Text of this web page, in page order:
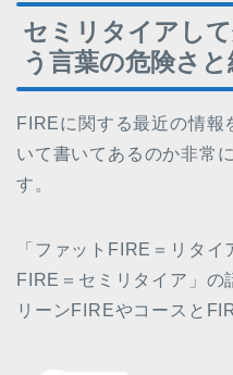
セミリタイアし
う言葉の危険さ
FIREに関する最近の情報
いて書いてあるのか非常
す。
「ファットFIRE＝リタ
FIRE＝セミリタイア」の
リーンFIREやコースと